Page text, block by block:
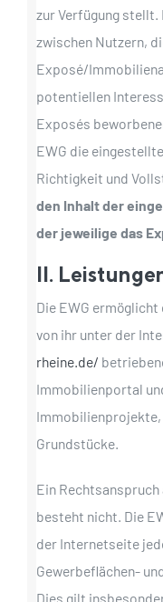
zur Verfügung
zwischen Nutzern,
Exposé/
potentiellen
Exposés
EWG die
Richtigkeit und
den Inhalt der
der jeweilige das
II.
Die EWG
von ihr unter der
rheine.de/
Immobilienportal
Immobilienprojekte,
Grundstücke.
Ein
besteht nicht. Die
der Internetseite
Gewerbeflächen-
Dies gilt